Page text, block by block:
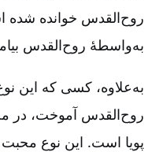
روح‌القدس خوانده شده
به‌واسطۀ روح‌القدس
به‌علاوه‌، کسی که این
روح‌القدس آموخت‌، در
پویا است‌. این نوع